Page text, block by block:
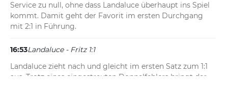
Service zu null, ohne dass Landaluce überhaupt ins Spiel
kommt. Damit geht der Favorit im ersten Durchgang
mit 2:1 in Führung.
16:53Landaluce - Fritz 1:1
Landaluce zieht nach und gleicht im ersten Satz zum 1:1
aus. Trotz eines eingestreuten Doppelfehlers bringt der